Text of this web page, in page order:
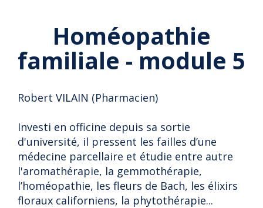
Homéopathie
familiale - module 5
Robert VILAIN (Pharmacien)
Investi en officine depuis sa sortie
d'université, il pressent les failles d’une
médecine parcellaire et étudie entre autre
l'aromathérapie, la gemmothérapie,
l’homéopathie, les fleurs de Bach, les élixirs
floraux californiens, la phytothérapie...